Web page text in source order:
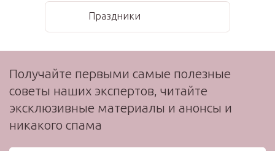
Праздники
Получайте первыми самые полезные
советы наших экспертов, читайте
эксклюзивные материалы и анонсы и
никакого спама